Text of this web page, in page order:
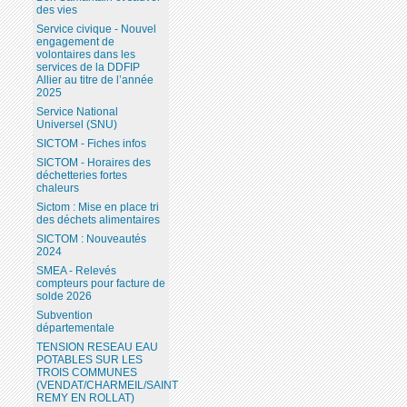
des vies
Service civique - Nouvel
engagement de
volontaires dans les
services de la DDFIP
Allier au titre de l’année
2025
Service National
Universel (SNU)
SICTOM - Fiches infos
SICTOM - Horaires des
déchetteries fortes
chaleurs
Sictom : Mise en place tri
des déchets alimentaires
SICTOM : Nouveautés
2024
SMEA - Relevés
compteurs pour facture de
solde 2026
Subvention
départementale
TENSION RESEAU EAU
POTABLES SUR LES
TROIS COMMUNES
(VENDAT/CHARMEIL/SAINT
REMY EN ROLLAT)